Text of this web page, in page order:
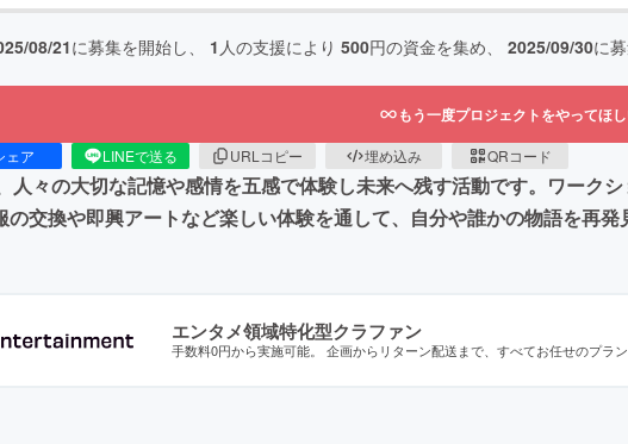
08/21に募集を開始し、 1 人の支援により 500円の資金を集め、 2025/09/30に
もう一度プロジェクトをやってほ
ェア LINEで送る URLコピー 埋め込み QRコード
人々の大切な記憶や感情を五感で体験し未来へ残す活動です。ワーク
交換や即興アートなど楽しい体験を通して、自分や誰かの物語を再発
エンタメ領域特化型クラファン
手数料0円から実施可能。 企画からリターン配送まで、すべてお任せのプラン